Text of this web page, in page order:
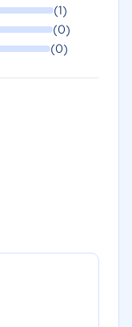
(1)
(0)
(0)